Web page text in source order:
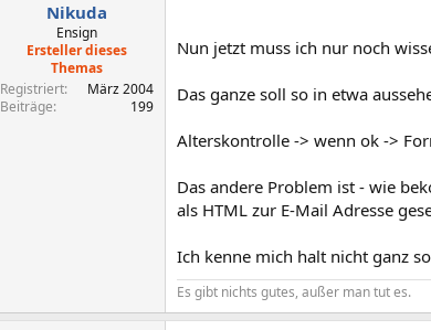
Nikuda
Ensign
Ersteller dieses
Themas
Registriert
März 2004
Beiträge
199
Nun jetzt muss ich nur noch
Das ganze soll so in etwa
Alterskontrolle -> wenn ok ->
Das andere Problem ist - wie
als HTML zur E-Mail Adresse
Ich kenne mich halt nicht ganz
Es gibt nichts gutes, außer man tut es.